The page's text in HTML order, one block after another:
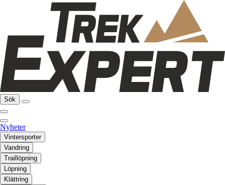
Sök
Nyheter
Vintersporter
Vandring
Traillöpning
Löpning
Klättring